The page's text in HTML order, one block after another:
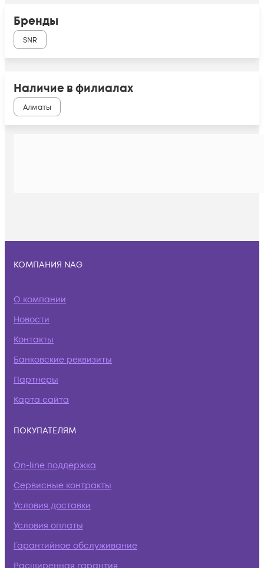
Бренды
SNR
Наличие в филиалах
Алматы
КОМПАНИЯ NAG
О компании
Новости
Контакты
Банковские реквизиты
Партнеры
Карта сайта
ПОКУПАТЕЛЯМ
On-line поддержка
Сервисные контракты
Условия доставки
Условия оплаты
Гарантийное обслуживание